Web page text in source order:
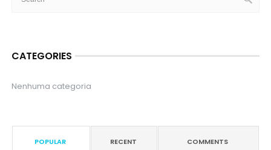
CATEGORIES
Nenhuma categoria
POPULAR RECENT COMMENTS